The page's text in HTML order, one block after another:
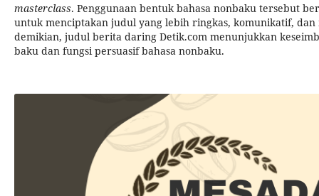
masterclass. Penggunaan bentuk bahasa nonbaku tersebut
untuk menciptakan judul yang lebih ringkas, komunikatif,
demikian, judul berita daring Detik.com menunjukkan
baku dan fungsi persuasif bahasa nonbaku.